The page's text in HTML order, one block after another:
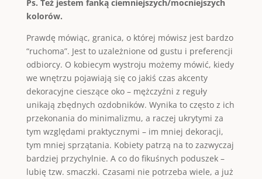
Ps. Też jestem fanką ciemniejszych/mocniejszych
kolorów.
Prawdę mówiąc, granica, o której mówisz jest bardzo
“ruchoma”. Jest to uzależnione od gustu i preferencji
odbiorcy. O kobiecym wystroju możemy mówić, kiedy
we wnętrzu pojawiają się co jakiś czas akcenty
dekoracyjne cieszące oko – mężczyźni z reguły
unikają zbędnych ozdobników. Wynika to często z ich
przekonania do minimalizmu, a raczej ukrytymi za
tym względami praktycznymi – im mniej dekoracji,
tym mniej sprzątania. Kobiety patrzą na to zazwyczaj
bardziej przychylnie. A co do fikuśnych poduszek –
lubię tzw. smaczki. Czasami nie potrzeba wiele, a już